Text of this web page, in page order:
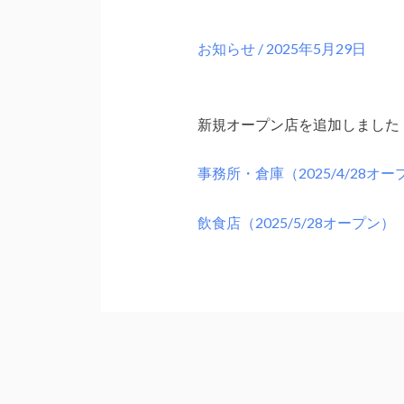
お知らせ/ 2025年5月29日
新規オープン店を追加しました
事務所・倉庫（2025/4/28オー
飲食店（2025/5/28オープン）